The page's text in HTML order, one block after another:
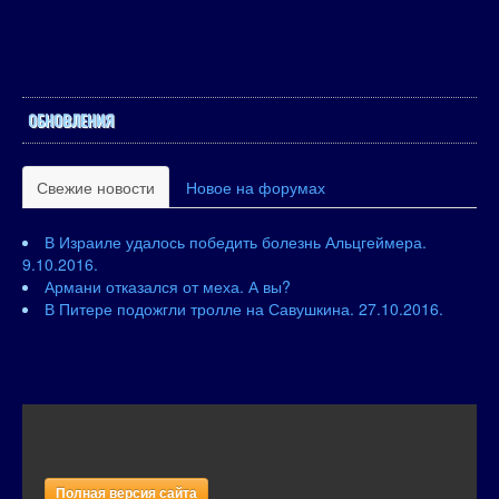
ОБНОВЛЕНИЯ
Свежие новости Новое на форумах
В Израиле удалось победить болезнь Альцгеймера.
9.10.2016.
Армани отказался от меха. А вы?
В Питере подожгли тролле на Савушкина. 27.10.2016.
Полная версия сайта